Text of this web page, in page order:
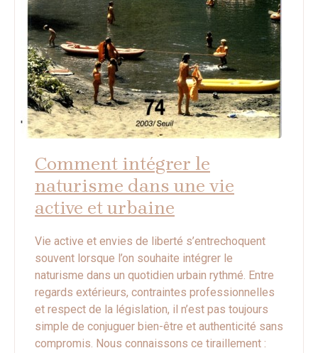
Comment intégrer le
naturisme dans une vie
active et urbaine
Vie active et envies de liberté s’entrechoquent
souvent lorsque l’on souhaite intégrer le
naturisme dans un quotidien urbain rythmé. Entre
regards extérieurs, contraintes professionnelles
et respect de la législation, il n’est pas toujours
simple de conjuguer bien-être et authenticité sans
compromis. Nous connaissons ce tiraillement :